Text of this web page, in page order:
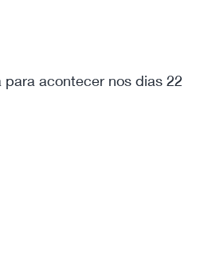
acontecer nos dias 22